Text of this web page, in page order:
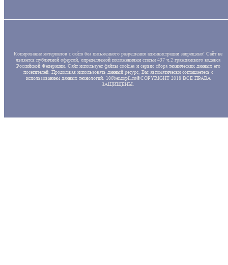
Копирование материалов с сайта без письменного разрешения администрации запрещено! Сайт не
является публичной офертой, определяемой положениями статьи 437 ч.2 гражданского кодекса
Российской Федерации. Сайт использует файлы cookies и сервис сбора технических данных его
посетителей. Продолжая использовать данный ресурс, Вы автоматически соглашаетесь с
использованием данных технологий. 100benzopil.ru©COPYRIGHT 2018 ВСЕ ПРАВА
ЗАЩИЩЕНЫ.